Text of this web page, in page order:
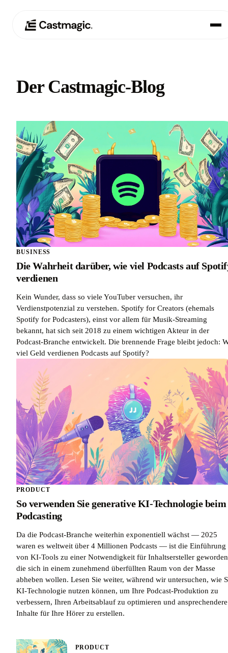
Anwendungsfälle
Preisgestaltung
04 Über uns
Der Castmagic-Blog
BUSINESS
Die Wahrheit darüber, wie viel Podcasts auf
verdienen
Kein Wunder, dass so viele YouTuber versuchen, ihr
Verdienstpotenzial zu verstehen. Spotify for Creators (ehemals
Spotify for Podcasters), einst vor allem für Musik-Streaming
bekannt, hat sich seit 2018 zu einem wichtigen Akteur in der
Podcast-Branche entwickelt. Die brennende Frage bleibt jedoch:
viel Geld verdienen Podcasts auf Spotify?
PRODUCT
So verwenden Sie generative KI-Technologie beim
Podcasting
Da die Podcast-Branche weiterhin exponentiell wächst — 2025
waren es weltweit über 4 Millionen Podcasts — ist die Einführung
von KI-Tools zu einer Notwendigkeit für Inhaltsersteller
die sich in einem zunehmend überfüllten Raum von der Masse
abheben wollen. Lesen Sie weiter, während wir untersuchen, wie
KI-Technologie nutzen können, um Ihre Podcast-Produktion zu
verbessern, Ihren Arbeitsablauf zu optimieren und ansprechendere
Inhalte für Ihre Hörer zu erstellen.
PRODUCT